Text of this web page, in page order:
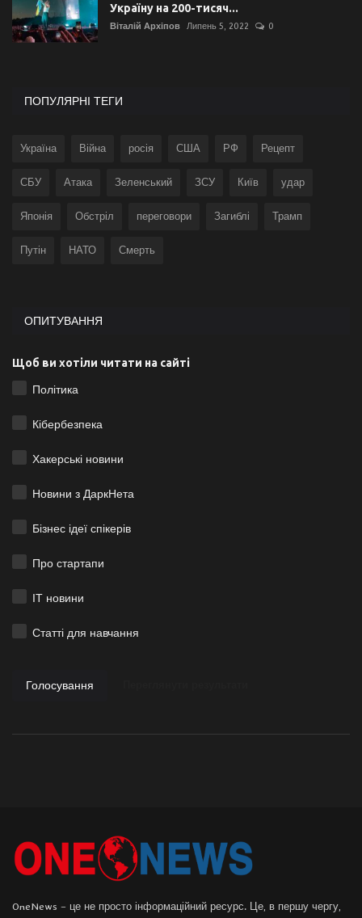
Україну на 200-тисяч...
Віталій Архіпов Липень 5, 2022 0
ПОПУЛЯРНІ ТЕГИ
Україна Війна росія США РФ Рецепт
СБУ Атака Зеленський ЗСУ Київ удар
Японія Обстріл переговори Загиблі Трамп
Путін НАТО Смерть
ОПИТУВАННЯ
Щоб ви хотіли читати на сайті
Політика
Кібербезпека
Хакерські новини
Новини з ДаркНета
Бізнес ідеї спікерів
Про стартапи
ІТ новини
Статті для навчання
Голосування
OneNews – це не просто інформаційний ресурс. Це, в першу чергу,